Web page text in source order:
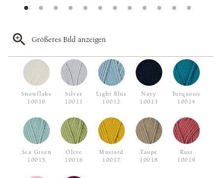
Größeres Bild anzeigen
Snowflake
10010
Silver
10011
Light Blue
10012
Navy
10013
Turquoise
10014
Sea Green
10015
Olive
10016
Mustard
10017
Taupe
10018
Rust
10019